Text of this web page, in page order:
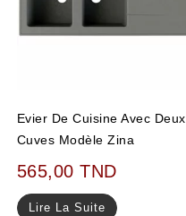
Evier De Cuisine Avec Deux
Cuves Modèle Zina
565,00TND
Lire La Suite